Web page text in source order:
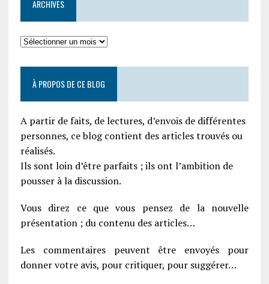
ARCHIVES
À PROPOS DE CE BLOG
A partir de faits, de lectures, d’envois de différentes
personnes, ce blog contient des articles trouvés ou
réalisés.
Ils sont loin d’être parfaits ; ils ont l’ambition de
pousser à la discussion.
Vous direz ce que vous pensez de la nouvelle
présentation ; du contenu des articles…
Les commentaires peuvent être envoyés pour
donner votre avis, pour critiquer, pour suggérer…